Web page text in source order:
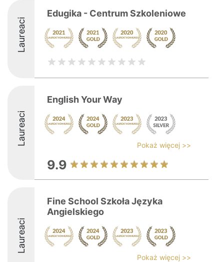
Laureaci
Edugika - Centrum Szkoleniowe
Laureaci
English Your Way
Pokaż więcej >>
9.9
Laureaci
Fine School Szkoła Języka
Angielskiego
Pokaż więcej >>